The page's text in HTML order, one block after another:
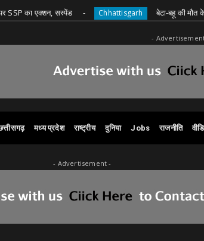
-
मध्य प्रदेश राष्ट्रीय दुनिया Jobs राजनीति
सस्पेंड Chhattisgarh बेटा-बहू की मौत के बाद तीन
- Advertisement -